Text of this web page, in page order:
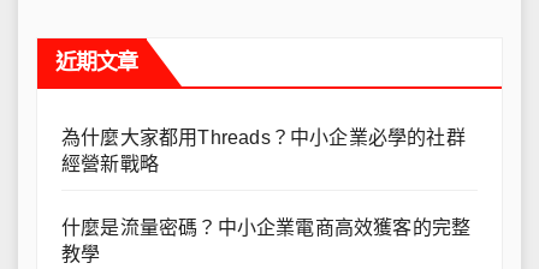
近期文章
為什麼大家都用Threads？中小企業必學的社群
經營新戰略
什麼是流量密碼？中小企業電商高效獲客的完整
教學